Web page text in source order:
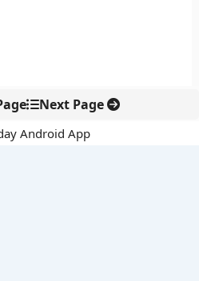
Next Page
Android App